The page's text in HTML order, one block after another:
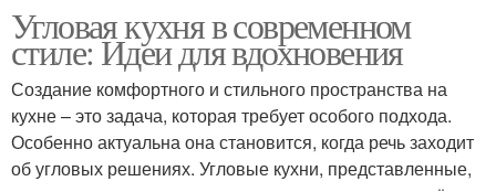
Угловая кухня в современном
стиле: Идеи для вдохновения
Создание комфортного и стильного пространства на
кухне – это задача, которая требует особого подхода.
Особенно актуальна она становится, когда речь заходит
об угловых решениях. Угловые кухни, представленные,